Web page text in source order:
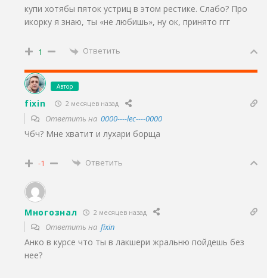
купи хотябы пяток устриц в этом рестике. Слабо? Про
икорку я знаю, ты «не любишь», ну ок, принято ггг
1 Ответить
Автор
fixin 2 месяцев назад
Ответить на 0000----lec----0000
Чбч? Мне хватит и лухари борща
-1 Ответить
Многознал 2 месяцев назад
Ответить на fixin
Анко в курсе что ты в лакшери жральню пойдешь без
нее?